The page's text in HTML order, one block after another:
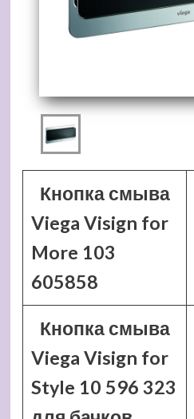
Кнопка смыва
Viega Visign for
More 103
605858
Кнопка смыва
Viega Visign for
Style 10 596 323